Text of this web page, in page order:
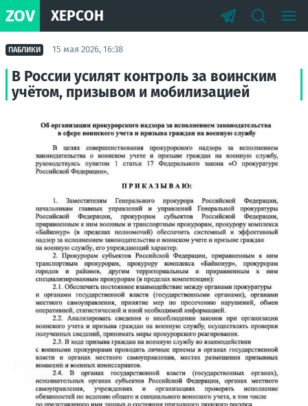
ZOV ХЕРСОН
ПАБЛИКИ 15 мая 2026, 16:38
В России усилят контроль за воинским
учётом, призывом и мобилизацией